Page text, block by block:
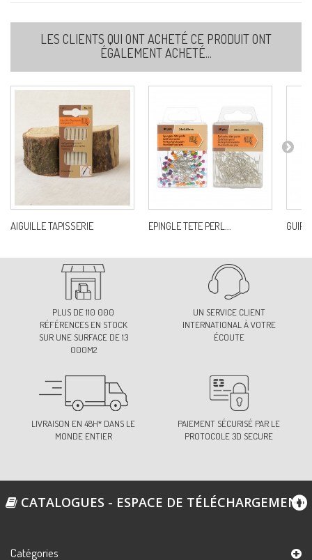
Ref: M7829U0C10
12
Ref: M7829U0C12
14
Ref: M7829U0C14
15
M7829U0C15
LES CLIENTS QUI ONT ACHETÉ CE PRODUIT ONT
ÉGALEMENT ACHETÉ...
AIGUILLE TAPISSERIE EPINGLE TETE PERL...
PLUS DE 110 000
RÉFÉRENCES EN STOCK
SUR UNE SURFACE DE 13
000M2
UN SERVICE CLIENT
INTERNATIONAL À VOTRE
ÉCOUTE
LIVRAISON EN 48H* DANS LE
MONDE ENTIER
PAIEMENT SÉCURISÉ PAR LE
PROTOCOLE 3D SECURE
CATALOGUES - ESPACE DE TÉLÉCHARGEMENT
Catégories